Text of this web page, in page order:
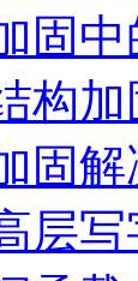
固
构
固
层